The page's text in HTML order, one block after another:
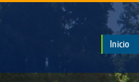
Inicio